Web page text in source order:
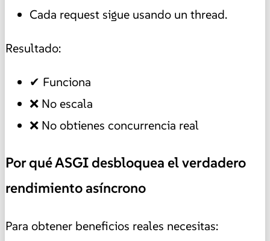
Cada request sigue usando un thread.
Resultado:
✔ Funciona
❌ No escala
❌ No obtienes concurrencia real
Por qué ASGI desbloquea el verdadero
rendimiento asíncrono
Para obtener beneficios reales necesitas: